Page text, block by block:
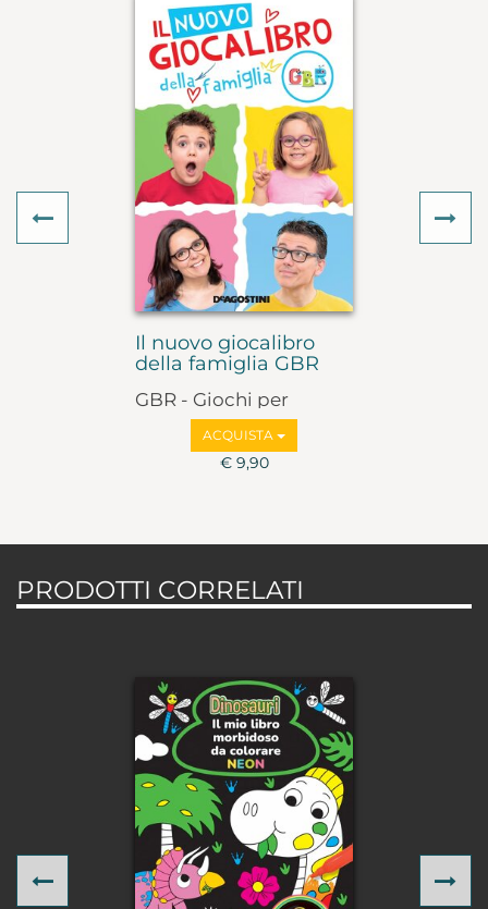
Il nuovo giocalibro
della famiglia GBR
GBR - Giochi per
bambini e ragazzi
ACQUISTA
€ 9,90
Previous
PRODOTTI CORRELATI
Previous